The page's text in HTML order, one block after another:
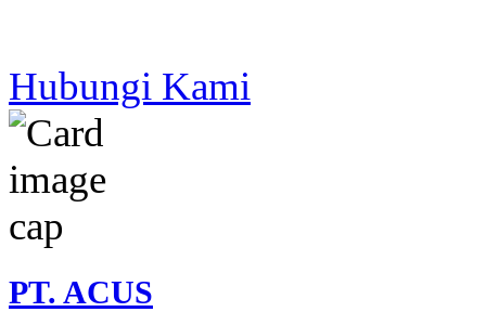
Hubungi Kami
PT. ACUS